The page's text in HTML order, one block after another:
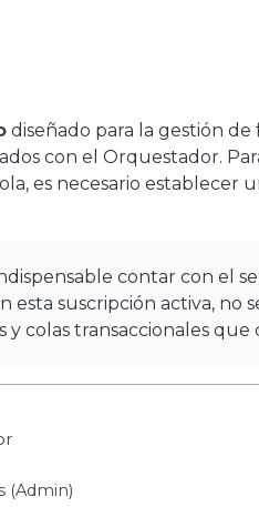
diseñado para la gestión de
con el Orquestador.
es necesario establecer
contar con el
suscripción activa, no
colas transaccionales
(Admin)